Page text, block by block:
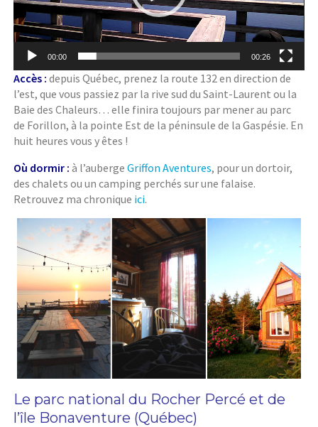
00:00 00:26
Accès : depuis Québec, prenez la route 132 en direction de
l’est, que vous passiez par la rive sud du Saint-Laurent ou la
Baie des Chaleurs… elle finira toujours par mener au parc
de Forillon, à la pointe Est de la péninsule de la Gaspésie. En
huit heures vous y êtes !
Où dormir : à l’aubergeGriffon Aventures, pour un dortoir,
des chalets ou un camping perchés sur une falaise.
Retrouvez ma chronique ici.
Le parc national du Rocher Percé et de
l’île Bonaventure (Québec)